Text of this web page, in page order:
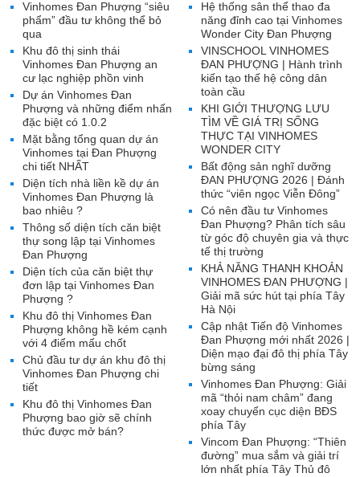
Hệ thống sân thể thao đa
năng đỉnh cao tại Vinhomes
Wonder City Đan Phượng
VINSCHOOL VINHOMES
ĐAN PHƯỢNG | Hành trình
kiến tạo thế hệ công dân
toàn cầu
KHI GIỚI THƯỢNG LƯU
TÌM VỀ GIÁ TRỊ SỐNG
THỰC TẠI VINHOMES
WONDER CITY
Bất động sản nghĩ dưỡng
ĐAN PHƯỢNG 2026 | Đánh
thức “viên ngọc Viễn Đông”
Có nên đầu tư Vinhomes
Đan Phượng? Phân tích sâu
từ góc độ chuyên gia và thực
tế thị trường
KHẢ NĂNG THANH KHOẢN
VINHOMES ĐAN PHƯỢNG |
Giải mã sức hút tại phía Tây
Hà Nội
Cập nhật Tiến độ Vinhomes
Đan Phượng mới nhất 2026 |
Diện mạo đại đô thị phía Tây
bừng sáng
Vinhomes Đan Phượng: Giải
mã “thỏi nam châm” đang
xoay chuyển cục diện BĐS
phía Tây
Vincom Đan Phượng: “Thiên
đường” mua sắm và giải trí
lớn nhất phía Tây Thủ đô
Vinhomes Đan Phượng “siêu
phẩm” đầu tư không thể bỏ
qua
Khu đô thị sinh thái
Vinhomes Đan Phượng an
cư lạc nghiệp phồn vinh
Dự án Vinhomes Đan
Phượng và những điểm nhấn
đặc biệt có 1.0.2
Mặt bằng tổng quan dự án
Vinhomes tại Đan Phượng
chi tiết NHẤT
Diện tích nhà liền kề dự án
Vinhomes Đan Phượng là
bao nhiêu ?
Thông số diện tích căn biệt
thự song lập tại Vinhomes
Đan Phượng
Diện tích của căn biệt thự
đơn lập tại Vinhomes Đan
Phượng ?
Khu đô thị Vinhomes Đan
Phượng không hề kém cạnh
với 4 điểm mấu chốt
Chủ đầu tư dự án khu đô thị
Vinhomes Đan Phượng chi
tiết
Khu đô thị Vinhomes Đan
Phượng bao giờ sẽ chính
thức được mở bán?